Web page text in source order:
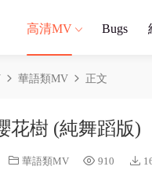
高清MV Bugs
華語類MV 正文
花樹 (純舞蹈版)
華語類MV 910